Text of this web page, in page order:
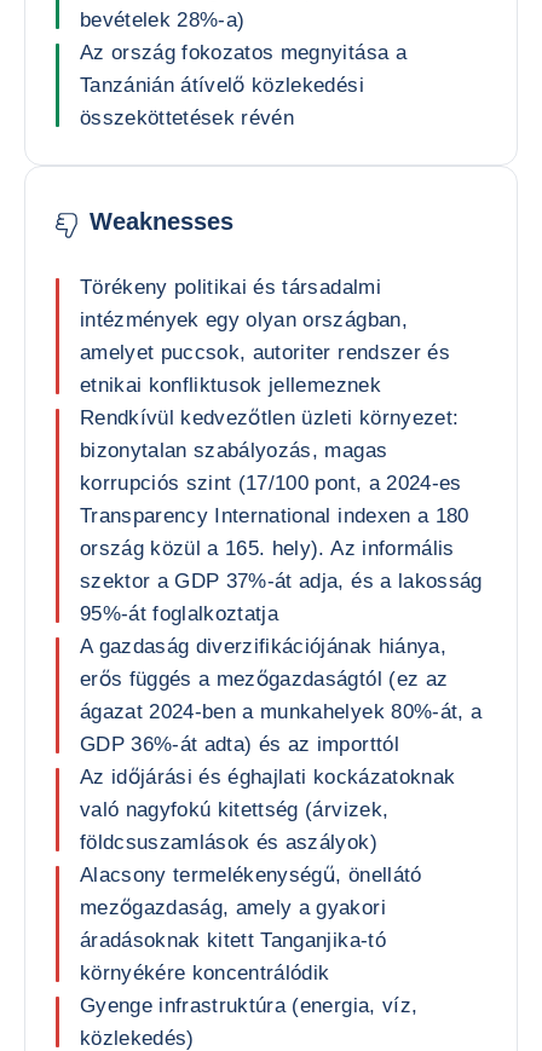
bevételek 28%-a)
Az ország fokozatos megnyitása a
Tanzánián átívelő közlekedési
összeköttetések révén
Weaknesses
Törékeny politikai és társadalmi
intézmények egy olyan országban,
amelyet puccsok, autoriter rendszer és
etnikai konfliktusok jellemeznek
Rendkívül kedvezőtlen üzleti környezet:
bizonytalan szabályozás, magas
korrupciós szint (17/100 pont, a 2024-es
Transparency International indexen a 180
ország közül a 165. hely). Az informális
szektor a GDP 37%-át adja, és a lakosság
95%-át foglalkoztatja
A gazdaság diverzifikációjának hiánya,
erős függés a mezőgazdaságtól (ez az
ágazat 2024-ben a munkahelyek 80%-át, a
GDP 36%-át adta) és az importtól
Az időjárási és éghajlati kockázatoknak
való nagyfokú kitettség (árvizek,
földcsuszamlások és aszályok)
Alacsony termelékenységű, önellátó
mezőgazdaság, amely a gyakori
áradásoknak kitett Tanganjika-tó
környékére koncentrálódik
Gyenge infrastruktúra (energia, víz,
közlekedés)